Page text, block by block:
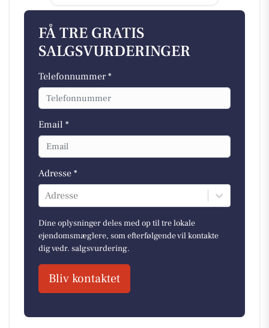
FÅ TRE GRATIS
SALGSVURDERINGER
Telefonnummer *
Email *
Adresse *
Adresse
Dine oplysninger deles med op til tre lokale
ejendomsmæglere, som efterfølgende vil kontakte
dig vedr. salgsvurdering.
Bliv kontaktet